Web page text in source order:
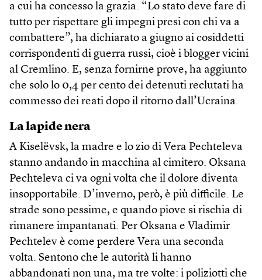
a cui ha concesso la grazia. “Lo stato deve fare di
tutto per rispettare gli impegni presi con chi va a
combattere”, ha dichiarato a giugno ai cosiddetti
corrispondenti di guerra russi, cioè i blogger vicini
al Cremlino. E, senza fornirne prove, ha aggiunto
che solo lo 0,4 per cento dei detenuti reclutati ha
commesso dei reati dopo il ritorno dall’Ucraina.
La lapide nera
A Kiselëvsk, la madre e lo zio di Vera Pechteleva
stanno andando in macchina al cimitero. Oksana
Pechteleva ci va ogni volta che il dolore diventa
insopportabile. D’inverno, però, è più difficile. Le
strade sono pessime, e quando piove si rischia di
rimanere impantanati. Per Oksana e Vladimir
Pechtelev è come perdere Vera una seconda
volta. Sentono che le autorità li hanno
abbandonati non una, ma tre volte: i poliziotti che